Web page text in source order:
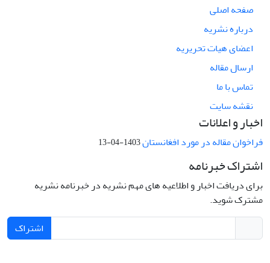
صفحه اصلی
درباره نشریه
اعضای هیات تحریریه
ارسال مقاله
تماس با ما
نقشه سایت
اخبار و اعلانات
فراخوان مقاله در مورد افغانستان1403-04-13
اشتراک خبرنامه
برای دریافت اخبار و اطلاعیه های مهم نشریه در خبرنامه نشریه
مشترک شوید.
اشتراک